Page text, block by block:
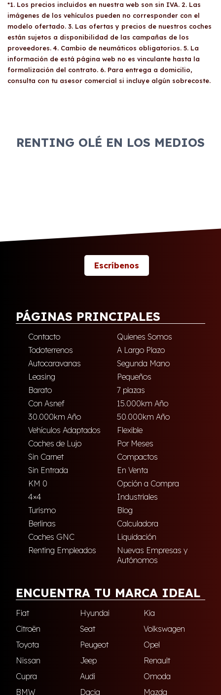
*1. Los precios incluidos en nuestra web son sin IVA. 2. Las
imágenes de los vehículos pueden no corresponder con el
modelo ofertado. 3. Las ofertas y precios de nuestros coches
están sujetos a disponibilidad de las campañas de los
proveedores. 4. Cambio de neumáticos obligatorios. 5. La
información de está página web no es vinculante hasta la
formalización del contrato. 6. Para entrega a domicilio,
consulta con tu asesor comercial si incluye algún sobrecoste.
RENTING OLÉ EN LOS MEDIOS
Escríbenos
PÁGINAS PRINCIPALES
Contacto
Quienes Somos
Todoterrenos
A Largo Plazo
Autocaravanas
Segunda Mano
Leasing
Pequeños
Barato
7 plazas
Con Asnef
15.000km Año
30.000km Año
50.000km Año
Vehículos Adaptados
Flexible
Coches de Lujo
Por Meses
Sin Carnet
Compactos
Sin Entrada
En Venta
KM 0
Opción a Compra
4×4
Industriales
Turismo
Blog
Berlinas
Calculadora
Coches GNC
Liquidación
Renting Empleados
Nuevas Empresas y
Autónomos
ENCUENTRA TU MARCA IDEAL
Fiat Hyundai
Kia
Citroën
Seat
Volkswagen
Toyota
Peugeot
Opel
Nissan
Jeep
Renault
Cupra
Audi
Omoda
BMW
Dacia Mazda